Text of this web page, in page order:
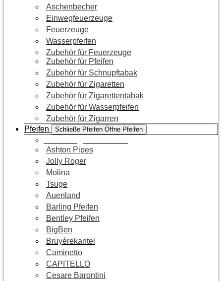
Aschenbecher
Einwegfeuerzeuge
Feuerzeuge
Wasserpfeifen
Zubehör für Feuerzeuge
Zubehör für Pfeifen
Zubehör für Schnupftabak
Zubehör für Zigaretten
Zubehör für Zigarettentabak
Zubehör für Wasserpfeifen
Zubehör für Zigarren
Pfeifen
Schließe Pfeifen Öffne Pfeifen
Ashton Pipes
Jolly Roger
Molina
Tsuge
Auenland
Barling Pfeifen
Bentley Pfeifen
BigBen
Bruyèrekantel
Caminetto
CAPITELLO
Cesare Barontini